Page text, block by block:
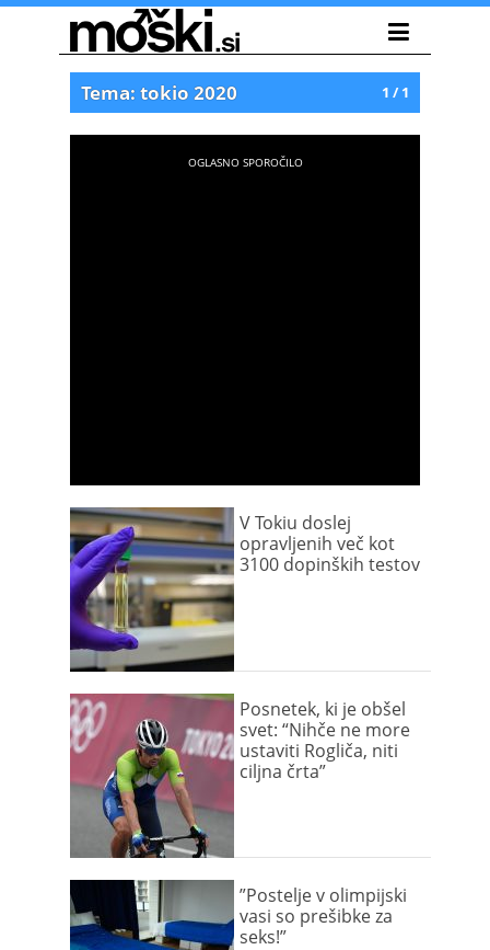
1 / 1
Tema: tokio 2020
V Tokiu doslej
opravljenih več kot
3100 dopinških testov
Posnetek, ki je obšel
svet: “Nihče ne more
ustaviti Rogliča, niti
ciljna črta”
”Postelje v olimpijski
vasi so prešibke za
seks!”